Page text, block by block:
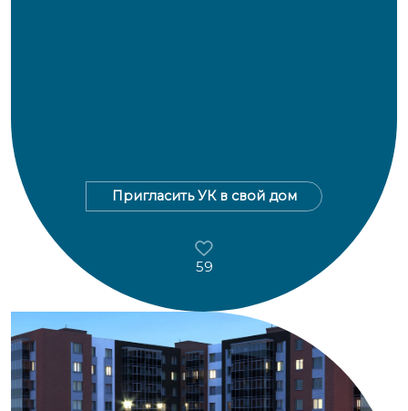
Пригласить УК в свой дом
59